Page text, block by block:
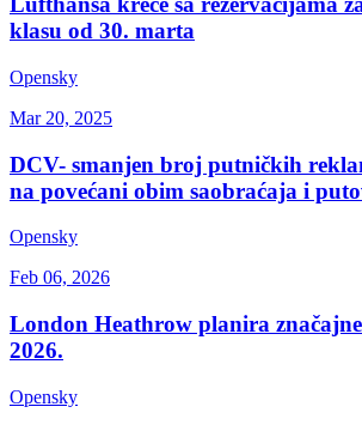
klasu od 30. marta
Opensky
Mar 20, 2025
DCV- smanjen broj putničkih
na povećani obim saobraćaja i
Opensky
Feb 06, 2026
London Heathrow planira
2026.
Opensky